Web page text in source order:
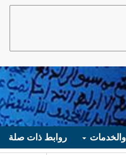
والخدمات روابط ذات صلة